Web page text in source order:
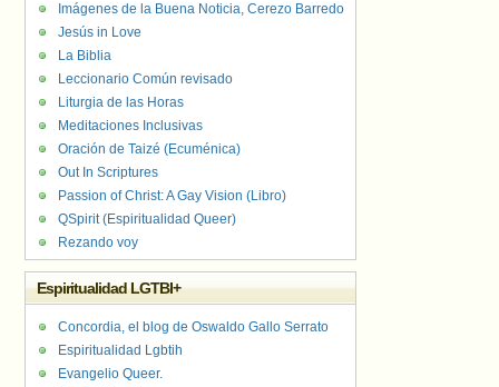
Imágenes de la Buena Noticia, Cerezo Barredo
Jesús in Love
La Biblia
Leccionario Común revisado
Liturgia de las Horas
Meditaciones Inclusivas
Oración de Taizé (Ecuménica)
Out In Scriptures
Passion of Christ: A Gay Vision (Libro)
QSpirit (Espiritualidad Queer)
Rezando voy
Espiritualidad LGTBI+
Concordia, el blog de Oswaldo Gallo Serrato
Espiritualidad Lgbtih
Evangelio Queer.